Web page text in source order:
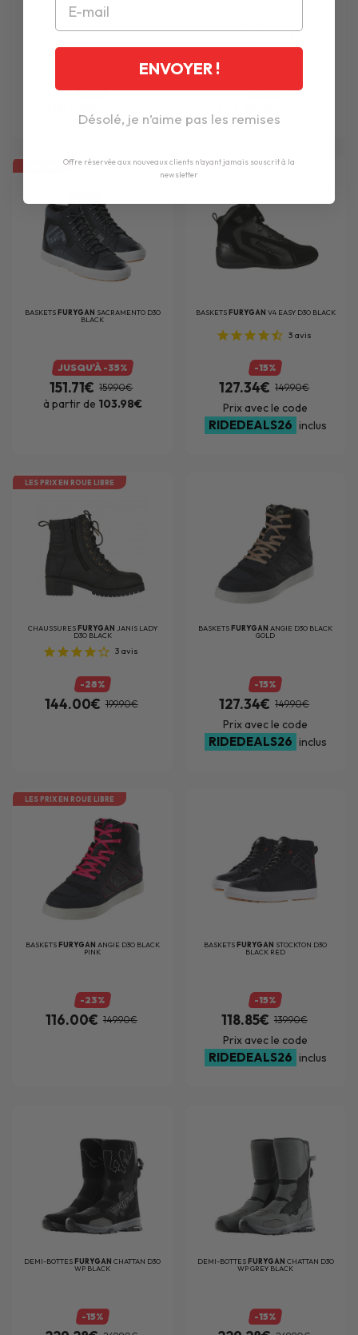
BASKETSFURYGANGET DOWN BLACK
-21%
BASKETSFURYGANV4 EASY D3O
-31%
BASKETSFURYGAN SACRAMENTO D3O
BLACK
JUSQU'À -35%
151.71€ 159.90€
à partir de 103.98€
BASKETSFURYGAN V4 EASY D3O BLACK
3avis
-15%
127.34€ 149.90€
Prix avec le code
RIDEDEALS26 inclus
LES PRIX EN ROUE LIBRE
CHAUSSURES FURYGAN JANIS LADY
D3O BLACK
3 avis
-28%
144.00€ 199.90€
BASKETS FURYGANANGIE D3O BLACK
GOLD
-15%
127.34€ 149.90€
Prix avec le code
RIDEDEALS26 inclus
LES PRIX EN ROUE LIBRE
BASKETSFURYGAN ANGIE D3O BLACK
PINK
-23%
116.00€ 149.90€
BASKETSFURYGAN STOCKTON D3O
BLACK RED
-15%
118.85€ 139.90€
Prix avec le code
RIDEDEALS26 inclus
DEMI-BOTTESFURYGANCHATTAN D3O
WP BLACK
-15%
DEMI-BOTTESFURYGAN CHATTAN D3O
WP GREY BLACK
-15%
ENVOYER !
Désolé, je n’aime pas les remises
Offre réservée aux nouveaux clients n'ayant jamais souscrit à la
newsletter